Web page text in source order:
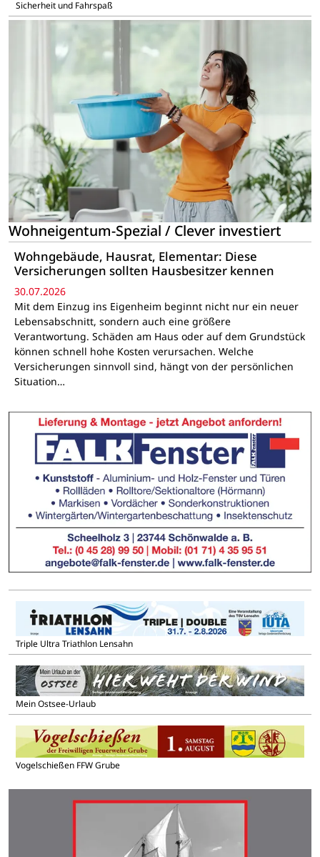
Sicherheit und Fahrspaß
Wohneigentum-Spezial / Clever investiert
Wohngebäude, Hausrat, Elementar: Diese
Versicherungen sollten Hausbesitzer kennen
30.07.2026
Mit dem Einzug ins Eigenheim beginnt nicht nur ein neuer
Lebensabschnitt, sondern auch eine größere
Verantwortung. Schäden am Haus oder auf dem Grundstück
können schnell hohe Kosten verursachen. Welche
Versicherungen sinnvoll sind, hängt von der persönlichen
Situation…
Triple Ultra Triathlon Lensahn
Mein Ostsee-Urlaub
Vogelschießen FFW Grube